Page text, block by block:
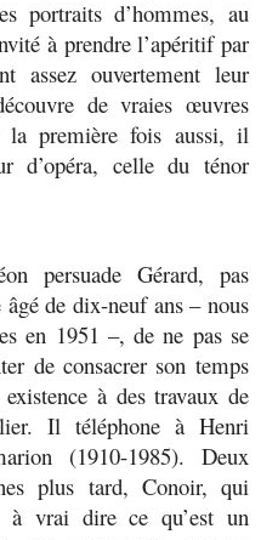
portraits d’hommes, au
à prendre l’apéritif par
assez ouvertement leur
de vraies œuvres
la première fois aussi, il
d’opéra, celle du ténor
persuade Gérard, pas
âgé de dix-neuf ans – nous
en 1951 –, de ne pas se
de consacrer son temps
à des travaux de
Il téléphone à Henri
(1910-1985). Deux
plus tard, Conoir, qui
à vrai dire ce qu’est un